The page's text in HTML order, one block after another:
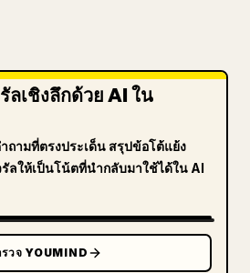
ลเชิงลึกด้วย AI ใน
ถามที่ตรงประเด็น สรุปข้อโต้แย้ง
ลให้เป็นโน้ตที่นำกลับมาใช้ได้ใน AI
รวจ YOUMIND